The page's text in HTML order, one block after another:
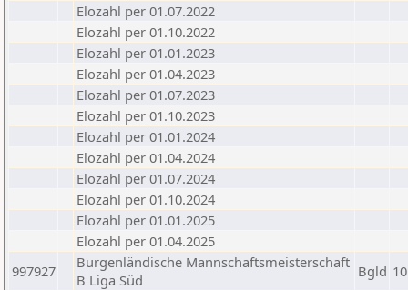
Elozahl per 01.07.2022
Elozahl per 01.10.2022
Elozahl per 01.01.2023
Elozahl per 01.04.2023
Elozahl per 01.07.2023
Elozahl per 01.10.2023
Elozahl per 01.01.2024
Elozahl per 01.04.2024
Elozahl per 01.07.2024
Elozahl per 01.10.2024
Elozahl per 01.01.2025
Elozahl per 01.04.2025
997927
Burgenländische Mannschaftsmeisterschaft
B Liga Süd
Bgld 10